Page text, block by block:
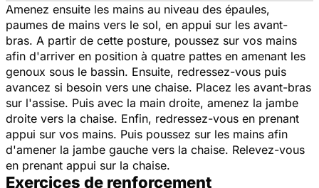
Amenez ensuite les mains au niveau des épaules,
paumes de mains vers le sol, en appui sur les avant-
bras. A partir de cette posture, poussez sur vos mains
afin d'arriver en position à quatre pattes en amenant les
genoux sous le bassin. Ensuite, redressez-vous puis
avancez si besoin vers une chaise. Placez les avant-bras
sur l'assise. Puis avec la main droite, amenez la jambe
droite vers la chaise. Enfin, redressez-vous en prenant
appui sur vos mains. Puis poussez sur les mains afin
d'amener la jambe gauche vers la chaise. Relevez-vous
en prenant appui sur la chaise.
Exercices de renforcement